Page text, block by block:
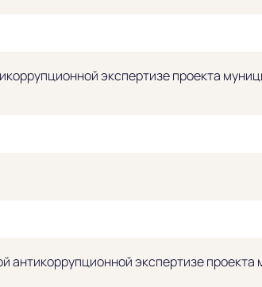
экспертизе проекта
экспертизе проекта